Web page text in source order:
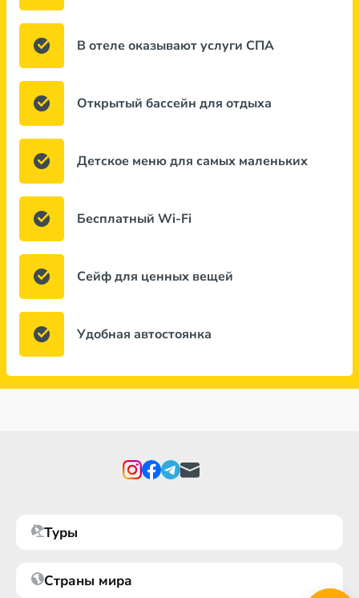
В отеле оказывают услуги СПА
Открытый бассейн для отдыха
Детское меню для самых маленьких
Бесплатный Wi-Fi
Сейф для ценных вещей
Удобная автостоянка
Туры
Страны мира